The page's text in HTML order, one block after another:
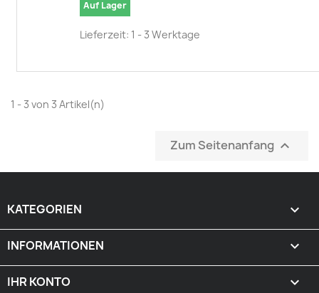
Auf Lager
Lieferzeit: 1 - 3 Werktage
1 - 3 von 3 Artikel(n)
Zum Seitenanfang 
KATEGORIEN 
INFORMATIONEN 
IHR KONTO 